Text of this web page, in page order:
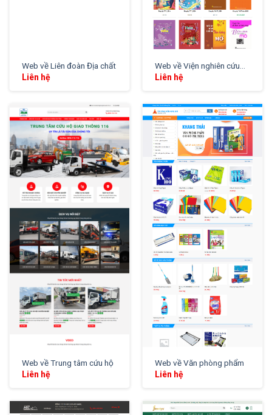
Web về Liên đoàn Địa chất
Liên hệ
Web về Viện nghiên cứu…
Liên hệ
Web về Trung tâm cứu hộ
Liên hệ
XEM THỬ
Web về Văn phòng phẩm
Liên hệ
XEM THỬ